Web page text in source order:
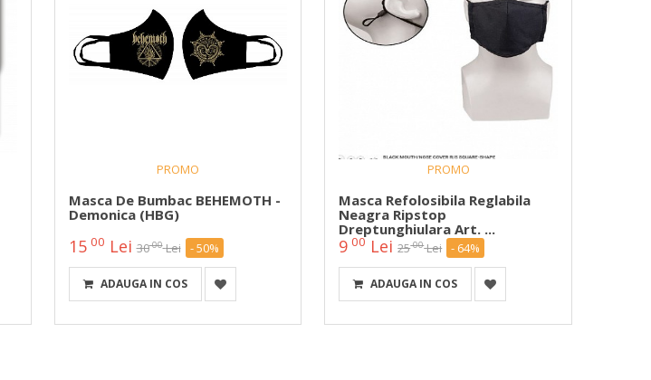
PROMO
Masca De Bumbac BEHEMOTH -
Demonica (HBG)
15 00 Lei 3000 Lei - 50%
ADAUGA IN COS
PROMO
Masca Refolosibila Reglabila
Neagra Ripstop
Dreptunghiulara Art. ...
9 00 Lei 2500 Lei - 64%
ADAUGA IN COS